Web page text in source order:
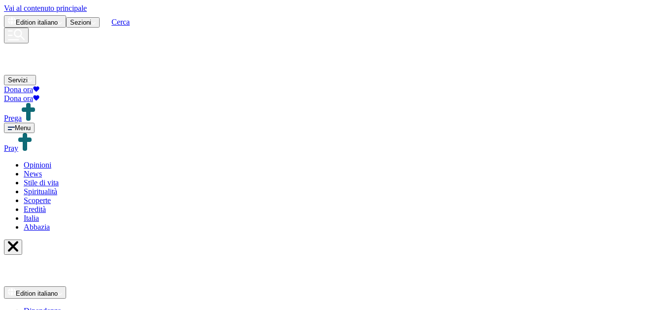
Vai al contenuto principale
Edition italiano Sezioni Cerca
Servizi
Dona ora
Dona ora
Prega
Menu
Pray
Opinioni
News
Stile di vita
Spiritualità
Scoperte
Eredità
Italia
Abbazia
Edition italiano